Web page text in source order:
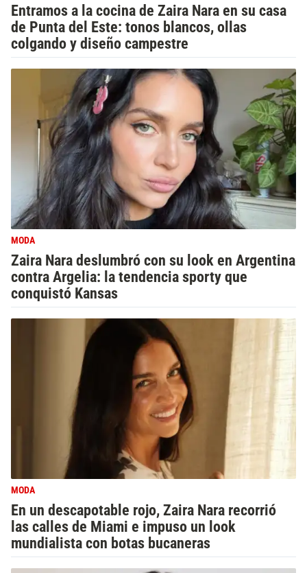
Entramos a la cocina de Zaira Nara en su casa
de Punta del Este: tonos blancos, ollas
colgando y diseño campestre
MODA
Zaira Nara deslumbró con su look en Argentina
contra Argelia: la tendencia sporty que
conquistó Kansas
MODA
En un descapotable rojo, Zaira Nara recorrió
las calles de Miami e impuso un look
mundialista con botas bucaneras